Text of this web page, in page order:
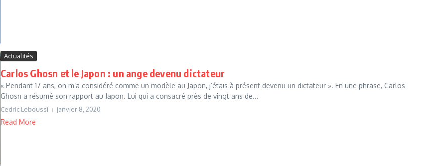
Actualités
Carlos Ghosn et le Japon : un ange devenu dictateur
« Pendant 17 ans, on m’a considéré comme un modèle au Japon, j’étais à présent devenu un dictateur ». En une phrase, Carlos
Ghosn a résumé son rapport au Japon. Lui qui a consacré près de vingt ans de...
Cedric Leboussi janvier 8, 2020
Read More